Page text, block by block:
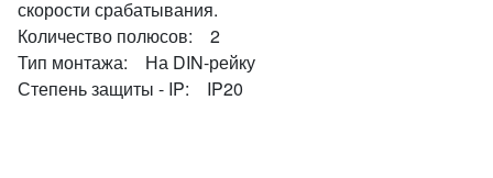
скорости срабатывания.
Количество полюсов: 2
Тип монтажа: На DIN-рейку
Степень защиты - IP: IP20